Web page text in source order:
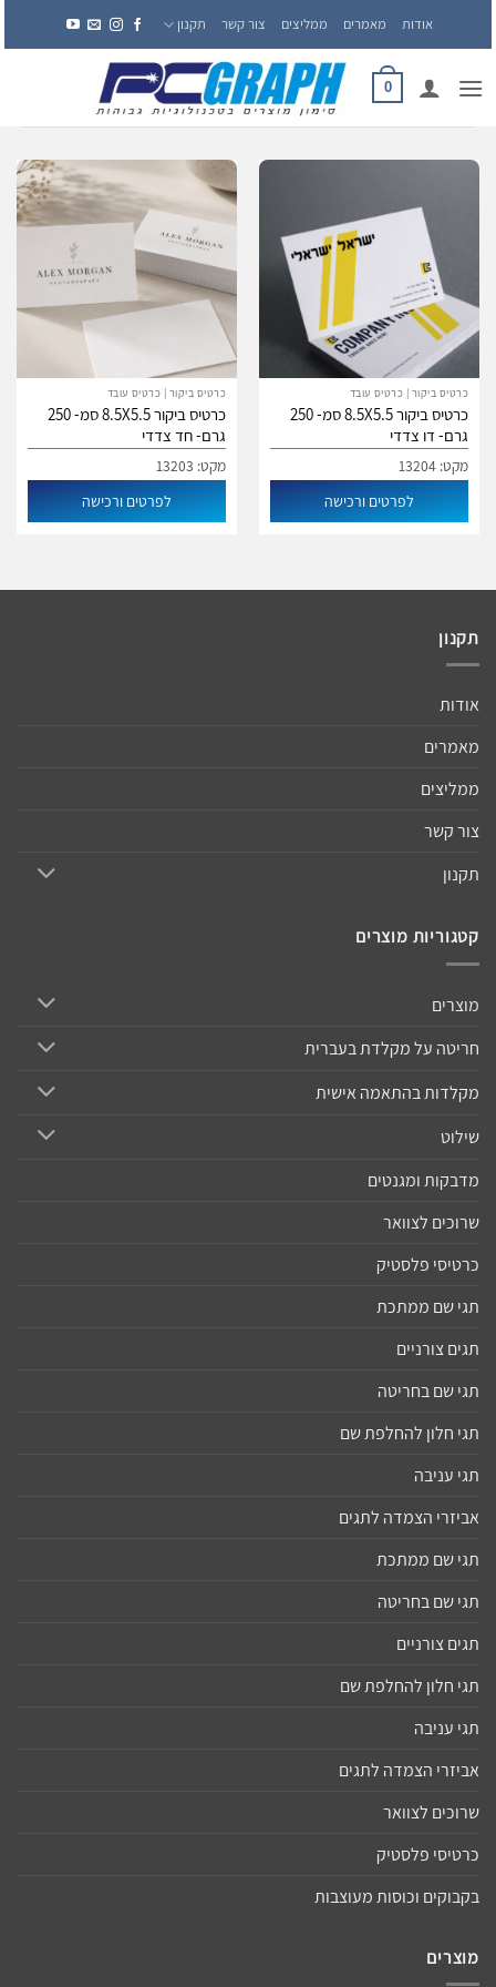
אודות מאמרים ממליצים צור קשר תקנון
0
כרטיס ביקור | כרטיס עובד
כרטיס ביקור 8.5X5.5 סמ- 250
גרם- דו צדדי
מקט: 13204
לפרטים ורכישה
כרטיס ביקור | כרטיס עובד
כרטיס ביקור 8.5X5.5 סמ- 250
גרם- חד צדדי
מקט: 13203
לפרטים ורכישה
תקנון
אודות
מאמרים
ממליצים
צור קשר
תקנון
קטגוריות מוצרים
מוצרים
חריטה על מקלדת בעברית
מקלדות בהתאמה אישית
שילוט
מדבקות ומגנטים
שרוכים לצוואר
כרטיסי פלסטיק
תגי שם ממתכת
תגים צורניים
תגי שם בחריטה
תגי חלון להחלפת שם
תגי עניבה
אביזרי הצמדה לתגים
תגי שם ממתכת
תגי שם בחריטה
תגים צורניים
תגי חלון להחלפת שם
תגי עניבה
אביזרי הצמדה לתגים
שרוכים לצוואר
כרטיסי פלסטיק
בקבוקים וכוסות מעוצבות
מוצרים